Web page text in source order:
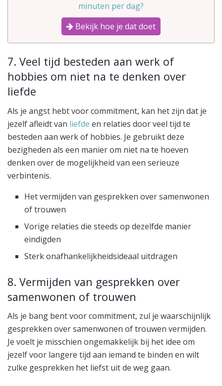
minuten per dag?
Bekijk hoe je dat doet
7. Veel tijd besteden aan werk of
hobbies om niet na te denken over
liefde
Als je angst hebt voor commitment, kan het zijn dat je
jezelf afleidt van liefde en relaties door veel tijd te
besteden aan werk of hobbies. Je gebruikt deze
bezigheden als een manier om niet na te hoeven
denken over de mogelijkheid van een serieuze
verbintenis.
Het vermijden van gesprekken over samenwonen
of trouwen
Vorige relaties die steeds op dezelfde manier
eindigden
Sterk onafhankelijkheidsideaal uitdragen
8. Vermijden van gesprekken over
samenwonen of trouwen
Als je bang bent voor commitment, zul je waarschijnlijk
gesprekken over samenwonen of trouwen vermijden.
Je voelt je misschien ongemakkelijk bij het idee om
jezelf voor langere tijd aan iemand te binden en wilt
zulke gesprekken het liefst uit de weg gaan.